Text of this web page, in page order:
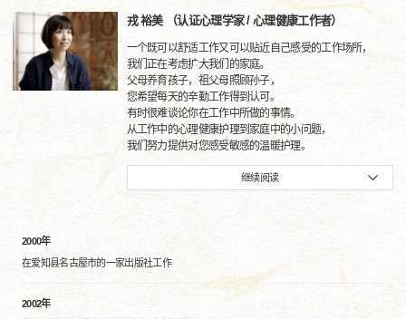
戎 裕美 （认证心理学家 / 心理健康工作者）
一个既可以舒适工作又可以贴近自己感受的工作场所，
我们正在考虑扩大我们的家庭。
父母养育孩子，祖父母照顾孙子，
您希望每天的辛勤工作得到认可。
有时很难谈论你在工作中所做的事情。
从工作中的心理健康护理到家庭中的小问题，
我们努力提供对您感受敏感的温暖护理。
继续阅读
2000年
在爱知县名古屋市的一家出版社工作
2002年